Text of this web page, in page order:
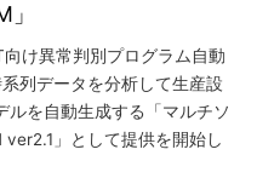
け異常判別プログラム自動
列データを分析して生産設
ルを自動生成する「マルチソ
」として提供を開始し